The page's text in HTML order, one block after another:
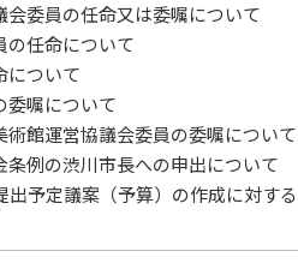
委員の任命又は委嘱について
の任命について
について
委嘱について
館運営協議会委員の委嘱について
例の渋川市長への申出について
予定議案（予算）の作成に対する